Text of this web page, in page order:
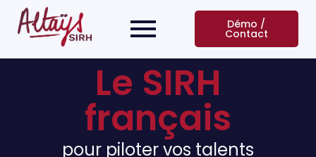
Démo /
Contact
Le SIRH
français
pour piloter vos talents